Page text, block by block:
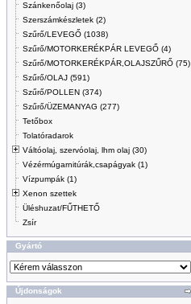
Szánkenőolaj (3)
Szerszámkészletek (2)
Szűrő/LEVEGŐ (1038)
Szűrő/MOTORKERÉKPÁR LEVEGŐ (4)
Szűrő/MOTORKERÉKPÁR,OLAJSZŰRŐ (75)
Szűrő/OLAJ (591)
Szűrő/POLLEN (374)
Szűrő/ÜZEMANYAG (277)
Tetőbox
Tolatóradarok
Váltóolaj, szervóolaj, lhm olaj (30)
Vézérmúgarnitúrák,csapágyak (1)
Vízpumpák (1)
Xenon szettek
Üléshuzat/FŰTHETŐ
Zsír
Gyártó
Újdonságok